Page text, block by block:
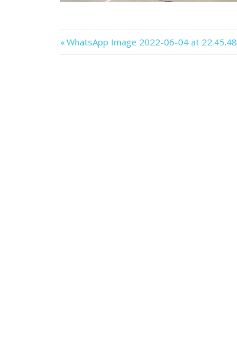
Previous
WhatsApp Image 2022-06-04 at 22.45.48